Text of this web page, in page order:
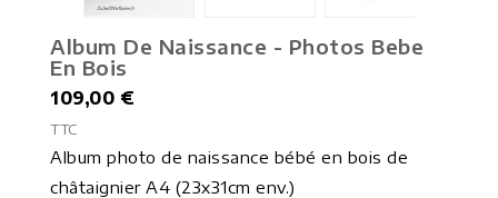
Album De Naissance - Photos Bebe
En Bois
109,00 €
TTC
Album photo de naissance bébé en bois de
châtaignier A4 (23x31cm env.)